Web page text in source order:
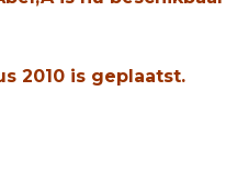
2010 is geplaatst.